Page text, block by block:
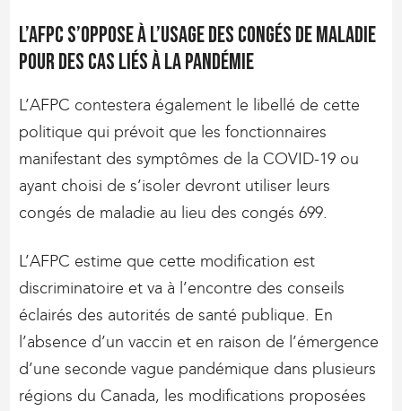
L’AFPC s’oppose à l’usage des congés de maladie
pour des cas liés à la pandémie
L’AFPC contestera également le libellé de cette
politique qui prévoit que les fonctionnaires
manifestant des symptômes de la COVID-19 ou
ayant choisi de s’isoler devront utiliser leurs
congés de maladie au lieu des congés 699.
L’AFPC estime que cette modification est
discriminatoire et va à l’encontre des conseils
éclairés des autorités de santé publique. En
l’absence d’un vaccin et en raison de l’émergence
d’une seconde vague pandémique dans plusieurs
régions du Canada, les modifications proposées